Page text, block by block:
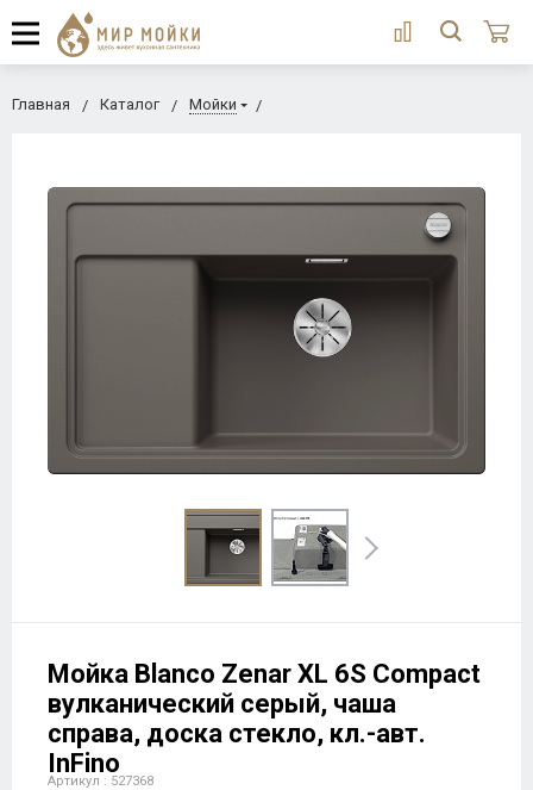
Главная Каталог Мойки
Мойка Blanco Zenar XL 6S Compact
вулканический серый, чаша
справа, доска стекло, кл.-авт.
InFino
Артикул : 527368